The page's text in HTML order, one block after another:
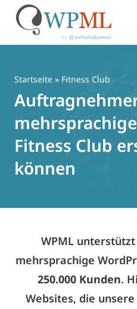
springen
Startseite » Fitness Club
Fitness Club
können
WPML
mehrsprachige
250.000 Kunden.
Websites, die